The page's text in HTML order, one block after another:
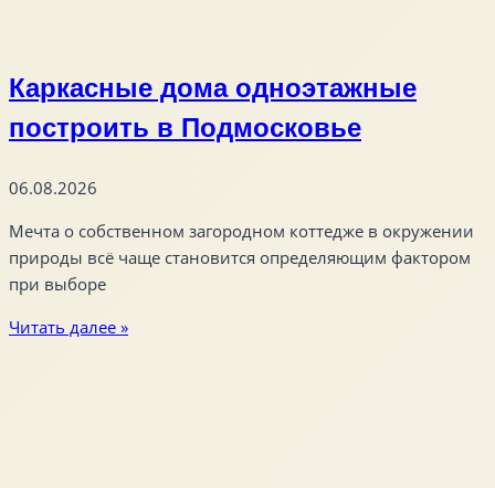
Каркасные дома одноэтажные
построить в Подмосковье
06.08.2026
Мечта о собственном загородном коттедже в окружении
природы всё чаще становится определяющим фактором
при выборе
Читать далее »